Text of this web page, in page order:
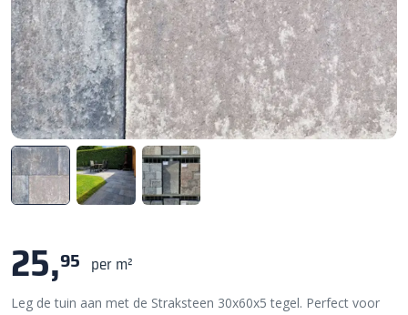
25,95 per m²
Leg de tuin aan met de Straksteen 30x60x5 tegel. Perfect voor